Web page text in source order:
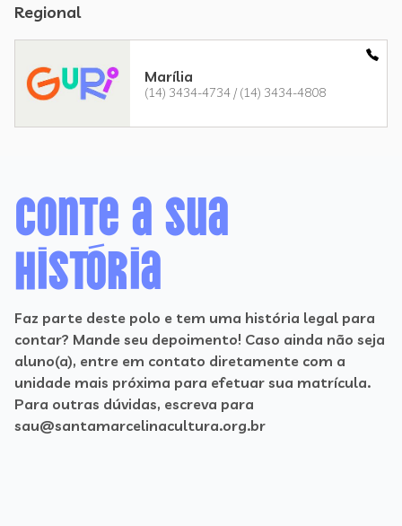
Regional
Marília
(14) 3434-4734 / (14) 3434-4808
Conte a sua
história
Faz parte deste polo e tem uma história legal para
contar? Mande seu depoimento! Caso ainda não seja
aluno(a), entre em contato diretamente com a
unidade mais próxima para efetuar sua matrícula.
Para outras dúvidas, escreva para
sau@santamarcelinacultura.org.br